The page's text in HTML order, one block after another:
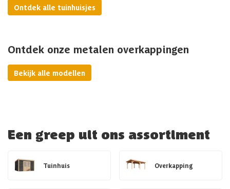
Ontdek alle tuinhuisjes
Ontdek onze metalen overkappingen
Bekijk alle modellen
Een greep uit ons assortiment
Tuinhuis Overkapping